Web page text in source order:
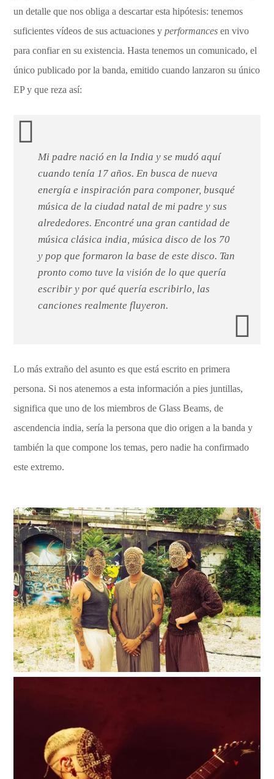
un detalle que nos obliga a descartar esta hipótesis: tenemos
suficientes vídeos de sus actuaciones yperformances en vivo
para confiar en su existencia. Hasta tenemos un comunicado, el
único publicado por la banda, emitido cuando lanzaron su único
EP y que reza así:
Mi padre nació en la India y se mudó aquí
cuando tenía 17 años. En busca de nueva
energía e inspiración para componer, busqué
música de la ciudad natal de mi padre y sus
alrededores. Encontré una gran cantidad de
música clásica india, música disco de los 70
y pop que formaron la base de este disco. Tan
pronto como tuve la visión de lo que quería
escribir y por qué quería escribirlo, las
canciones realmente fluyeron.
Lo más extraño del asunto es que está escrito en primera
persona. Si nos atenemos a esta información a pies juntillas,
significa que uno de los miembros de Glass Beams, de
ascendencia india, sería la persona que dio origen a la banda y
también la que compone los temas, pero nadie ha confirmado
este extremo.